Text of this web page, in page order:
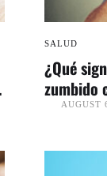
SALUD
¿Qué
zumbido
AUGUST